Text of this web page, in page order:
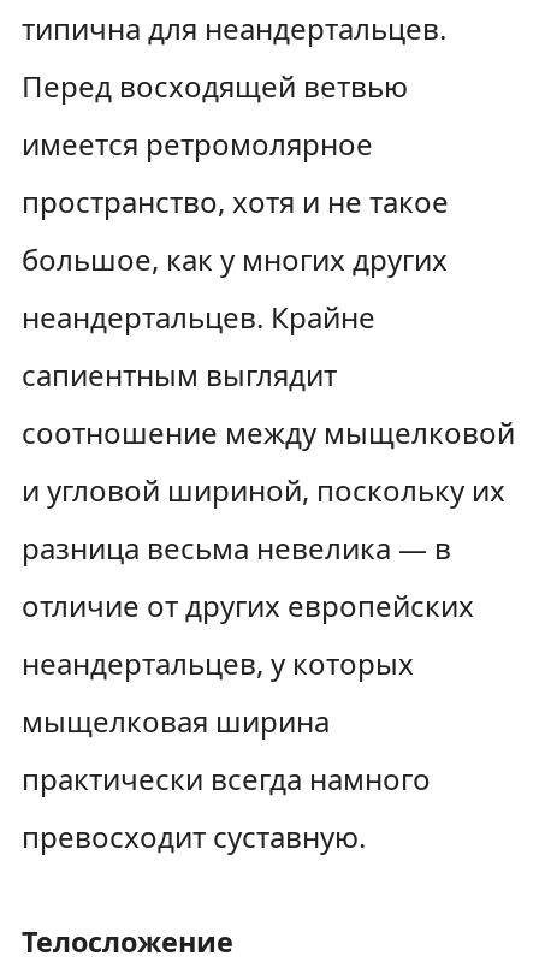
типична для неандертальцев.
Перед восходящей ветвью
имеется ретромолярное
пространство, хотя и не такое
большое, как у многих других
неандертальцев. Крайне
сапиентным выглядит
соотношение между мыщелковой
и угловой шириной, поскольку их
разница весьма невелика — в
отличие от других европейских
неандертальцев, у которых
мыщелковая ширина
практически всегда намного
превосходит суставную.
Телосложение